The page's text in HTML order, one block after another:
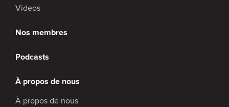
Videos
Nos membres
Podcasts
À propos de nous
À propos de nous